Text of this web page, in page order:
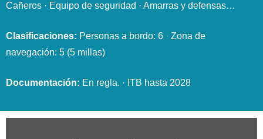
Cañeros · Equipo de seguridad · Amarras y defensas…
Clasificaciones: Personas a bordo: 6 · Zona de
navegación: 5 (5 millas)
Documentación: En regla. · ITB hasta 2028